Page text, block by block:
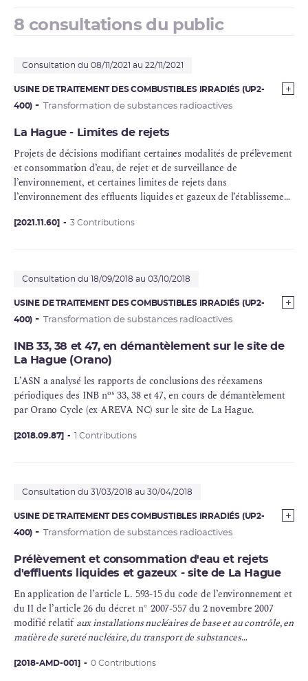
8 consultations du public
Consultation du 08/11/2021 au 22/11/2021
USINE DE TRAITEMENT DES COMBUSTIBLES IRRADIÉS (UP2-
400)
Transformation de substances radioactives
La Hague - Limites de rejets
Projets de décisions modifiant certaines modalités de prélèvement
et consommation d’eau, de rejet et de surveillance de
l’environnement, et certaines limites de rejets dans
l’environnement des effluents liquides et gazeux de l’établissement
[2021.11.60] 3 Contributions
Consultation du 18/09/2018 au 03/10/2018
USINE DE TRAITEMENT DES COMBUSTIBLES IRRADIÉS (UP2-
400)
Transformation de substances radioactives
INB 33, 38 et 47, en démantèlement sur le site de
La Hague (Orano)
L’ASN a analysé les rapports de conclusions des réexamens
périodiques des INBnos 33, 38 et 47, en cours de démantèlement
parOrano Cycle (exAREVA NC) sur le site de La Hague.
[2018.09.87] 1 Contributions
Consultation du 31/03/2018 au 30/04/2018
USINE DE TRAITEMENT DES COMBUSTIBLES IRRADIÉS (UP2-
400)
Transformation de substances radioactives
Prélèvement et consommation d'eau et rejets
d'effluents liquides et gazeux - site de La Hague
En application de l’article L. 593-15 du code de l’environnement et
du II de l’article 26 du décret n° 2007-557 du 2 novembre 2007
modifié relatifaux installations nucléaires de base et au contrôle, en
matière de sureté nucléaire, du transport de substances
demande de modification des décisions suivantes : la décision n
[2018-AMD-001] 0 Contributions